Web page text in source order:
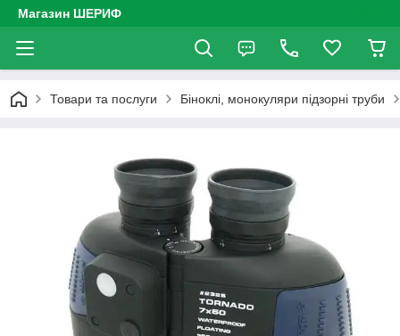
Магазин ШЕРИФ
Товари та послуги Біноклі, монокуляри підзорні труби